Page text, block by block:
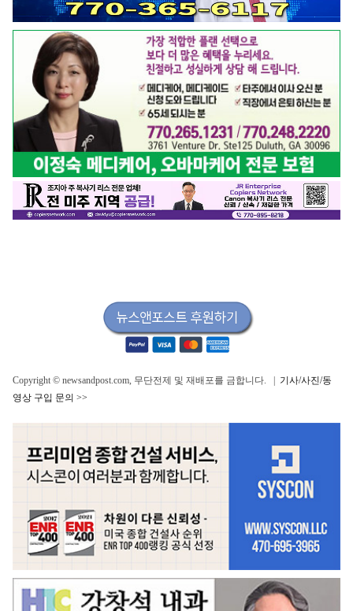
Copyright © newsandpost.com, 무단전제 및 재배포를 금합니다. | 기사/사진/동
영상 구입 문의 >>